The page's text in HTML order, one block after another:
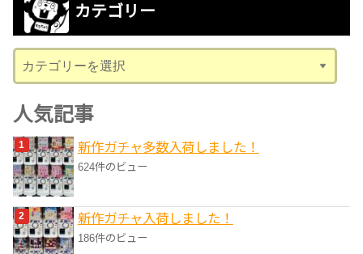
ブ
カテゴリー
テ
ゴ
リ
ー
人気記事
新作ガチャ多数入荷しました！
624件のビュー
新作ガチャ入荷しました！
186件のビュー